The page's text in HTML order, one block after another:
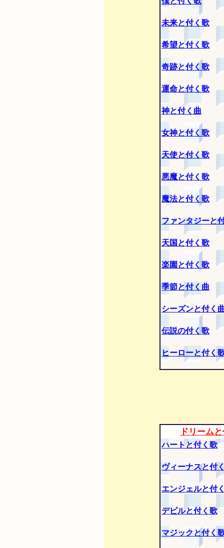
未来と付く歌
希望と付く歌
奇跡と付く歌
運命と付く歌
神と付く曲
女神と付く歌
天使と付く歌
悪魔と付く歌
魔法と付く歌
ファンタジーと
天国と付く歌
楽園と付く歌
季節と付く曲
シーズンと付く
伝説の付く歌
ヒーローと付く
ドリーム
ハートと付く歌
ヴィーナスと付
エンジェルと付
デビルと付く歌
マジックと付く